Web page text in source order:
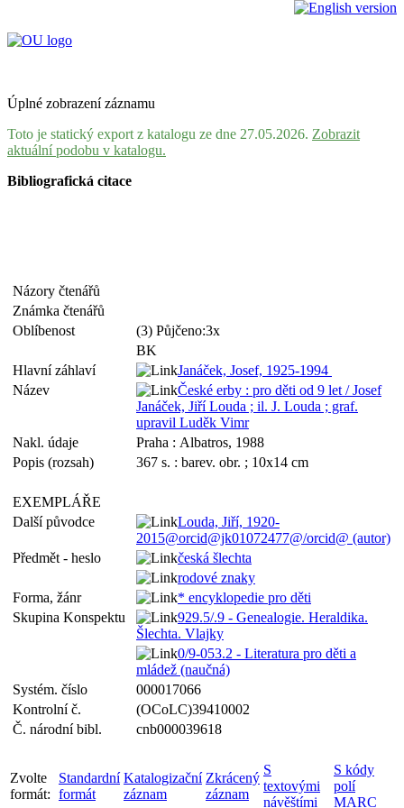
Úplné zobrazení záznamu
Toto je statický export z katalogu ze dne 27.05.2026. Zobrazit
aktuální podobu v katalogu.
Bibliografická citace
Názory čtenářů
Známka čtenářů
Oblíbenost
(3) Půjčeno:3x
BK
Hlavní záhlaví
Janáček, Josef, 1925-1994
Název
České erby : pro děti od 9 let / Josef
Janáček, Jiří Louda ; il. J. Louda ; graf.
upravil Luděk Vimr
Nakl. údaje
Praha : Albatros, 1988
Popis (rozsah)
367 s. : barev. obr. ; 10x14 cm
EXEMPLÁŘE
Další původce
Louda, Jiří, 1920-
2015@orcid@jk01072477@/orcid@ (autor)
Předmět - heslo
česká šlechta
rodové znaky
Forma, žánr
* encyklopedie pro děti
Skupina Konspektu
929.5/.9 - Genealogie. Heraldika.
Šlechta. Vlajky
0/9-053.2 - Literatura pro děti a
mládež (naučná)
Systém. číslo
000017066
Kontrolní č.
(OCoLC)39410002
Č. národní bibl.
cnb000039618
Zvolte
formát:
Standardní
formát
Katalogizační
záznam
Zkrácený
záznam
S
textovými
návěštími
S kódy
polí
MARC